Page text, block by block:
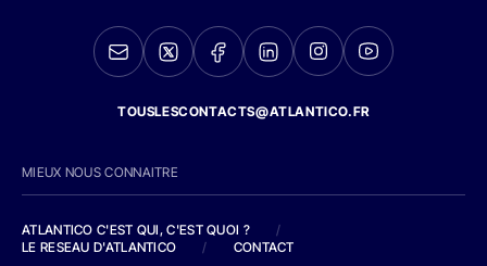
TOUSLESCONTACTS@ATLANTICO.FR
MIEUX NOUS CONNAITRE
ATLANTICO C'EST QUI, C'EST QUOI ?
/
LE RESEAU D'ATLANTICO
/ CONTACT